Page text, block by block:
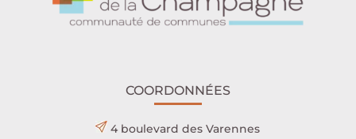
COORDONNÉES
4 boulevard des Varennes